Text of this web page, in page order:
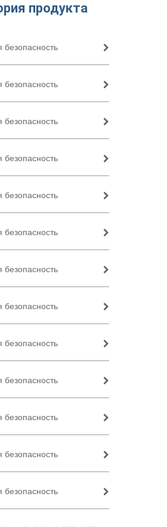
продукта
безопасность
безопасность
безопасность
безопасность
безопасность
безопасность
безопасность
безопасность
безопасность
безопасность
безопасность
безопасность
безопасность